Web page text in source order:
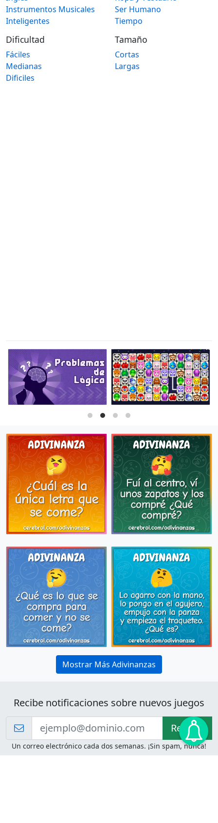
Instrumentos Musicales
Inteligentes
Ser Humano
Tiempo
Dificultad
Fáciles
Medianas
Dificiles
Tamaño
Cortas
Largas
Mostrar Más Adivinanzas
Recibe notificaciones sobre nuevos juegos
Recibir!
Un correo electrónico cada dos semanas. ¡Sin spam, nunca!